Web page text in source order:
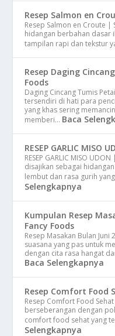
Resep Salmon en
Resep Salmon en Croute |
hidangan berbahan dasar
tampilan rapi dan tekstur
Resep Daging
Foods
Daging Cincang Tumis
tersendiri di hati para
yang khas sering
memberi… Baca
RESEP GARLIC MISO
RESEP GARLIC MISO
disajikan sebagai
lembut dan rasa gurih
Selengkapnya
Kumpulan Resep
Fancy Foods
Resep Masakan Bulan
suasana yang pas untuk
dengan cita rasa hangat
Baca Selengkapnya
Resep Comfort Food
Resep Comfort Food
berseberangan dengan
comfort food sehat yang
Selengkapnya